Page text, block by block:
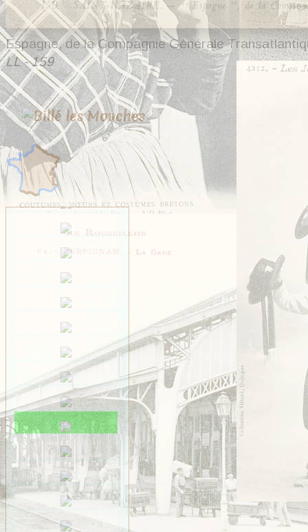
Espagne, de la Compagnie Générale
LL - 159